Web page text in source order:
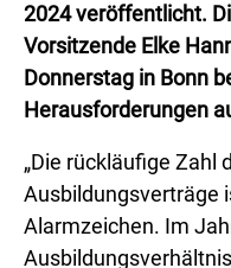
2024 veröffentlicht.
Vorsitzende Elke
Donnerstag in Bonn
Herausforderungen
„Die rückläufige Zahl
Ausbildungsverträge
Alarmzeichen. Im